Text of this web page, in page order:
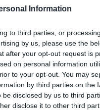
Information
to third parties, or
by us, please use the
after your opt-out request is
on personal information
to your opt-out. You may
by third parties on the
disclosed by us to third
disclose it to other third
foglalkozás is
is e szint felett
tizedekkora a
foglalkozásban jelent
lettek a fizetések.